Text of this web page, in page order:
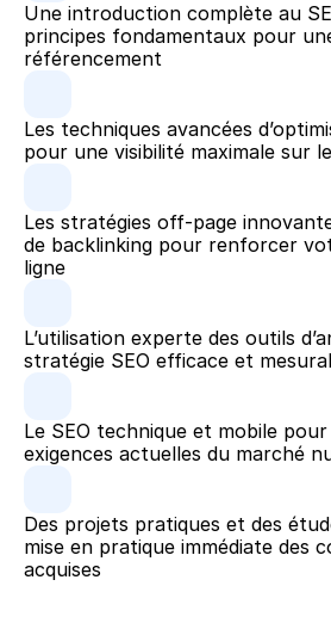
Une introduction complète au
principes fondamentaux pour
référencement
Les techniques avancées
pour une visibilité maximale sur
Les stratégies off-page
de backlinking pour renforcer
ligne
L’utilisation experte des outils
stratégie SEO efficace et
Le SEO technique et mobile pour
exigences actuelles du marché
Des projets pratiques et des
mise en pratique immédiate des
acquises